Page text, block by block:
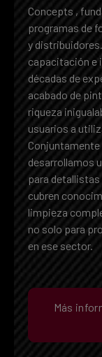
Concepts ,
programas de
y
capacitación e
décadas de
acabado de
riqueza
usuarios a
Conjuntamente
desarrollamos
para
cubren
limpieza
no solo para
en ese sector.
Más